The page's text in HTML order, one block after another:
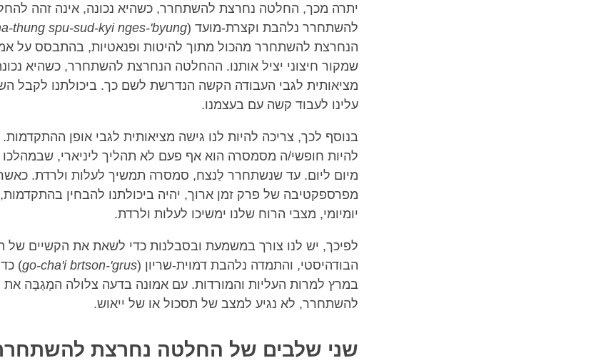
יתרה מכך, החלטה נחרצת להשתחרר, כשהיא נכונה, אינה זהה
להשתחרר נלהבת וקצרת-מועד (thung spu-sud-kyi nges-'byung
הנחרצת להשתחרר מהכול מתוך להיטות ופנאטיות, בהתבסס על
שמקור חיצוני יציל אותנו. ההחלטה הנחרצת להשתחרר, כשהיא
מציאותית לגבי העבודה הקשה הנדרשת לשם כך. ביכולתנו לקבל
עלינו לעבוד קשה עם בעצמנו.
בנוסף לכך, צריכה להיות לנו גישה מציאותית לגבי אופן
להיות חופשי/ה מסמסרה הוא אף פעם לא תהליך ליניארי,
מיום ליום. עד שנשתחרר לַנצח, סמסרה תמשיך לעלות ולרדת.
מפרספקטיבה של פרק זמן ארוך, יהיה ביכולתנו להבחין
יומיומי, מצבי הרוח שלנו ימשיכו לעלות ולרדת.
לפיכך, יש לנו צורך במשמעת ובסבלנות כדי לשאת את הקשיים של
הבודהיסטי, והתמדה נלהבת דמוית-שריון (go-cha'i brtson-'grus
)
במרץ למרות העליות והמורדות. עם אמונה בדעה צלולה המְגַבָּה את
להשתחרר, לא נגיע למצב של תסכול או של ייאוש.
שני שלבים של החלטה נחרצת